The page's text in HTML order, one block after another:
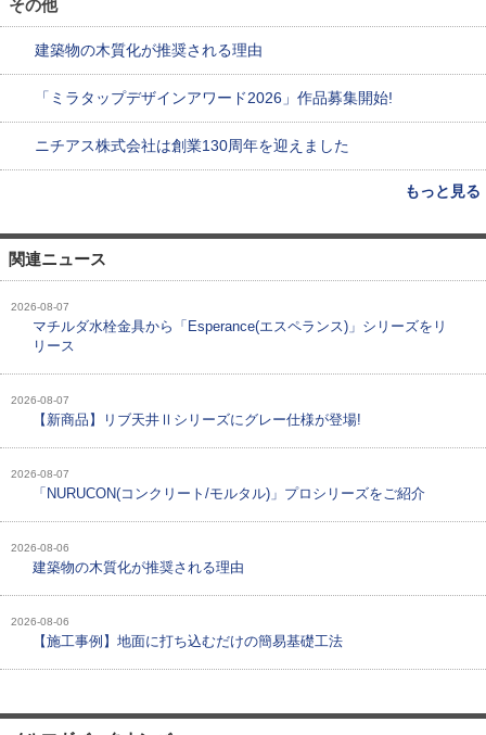
その他
建築物の木質化が推奨される理由
「ミラタップデザインアワード2026」作品募集開始!
ニチアス株式会社は創業130周年を迎えました
もっと見る
関連ニュース
2026-08-07
マチルダ水栓金具から「Esperance(エスペランス)」シリーズをリ
リース
2026-08-07
【新商品】リブ天井Ⅱシリーズにグレー仕様が登場!
2026-08-07
「NURUCON(コンクリート/モルタル)」プロシリーズをご紹介
2026-08-06
建築物の木質化が推奨される理由
2026-08-06
【施工事例】地面に打ち込むだけの簡易基礎工法